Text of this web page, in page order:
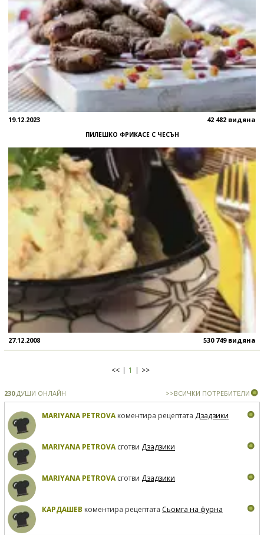
19.12.2023 42 482 видяна
ПИЛЕШКО ФРИКАСЕ С ЧЕСЪН
27.12.2008 530 749 видяна
<< 1 >>
230ДУШИ ОНЛАЙН >>ВСИЧКИ ПОТРЕБИТЕЛИ
MARIYANA PETROVAкоментира рецептата Дзадзики
MARIYANA PETROVAсготви Дзадзики
MARIYANA PETROVAсготви Дзадзики
КАРДАШЕВ коментира рецептата Сьомга на фурна